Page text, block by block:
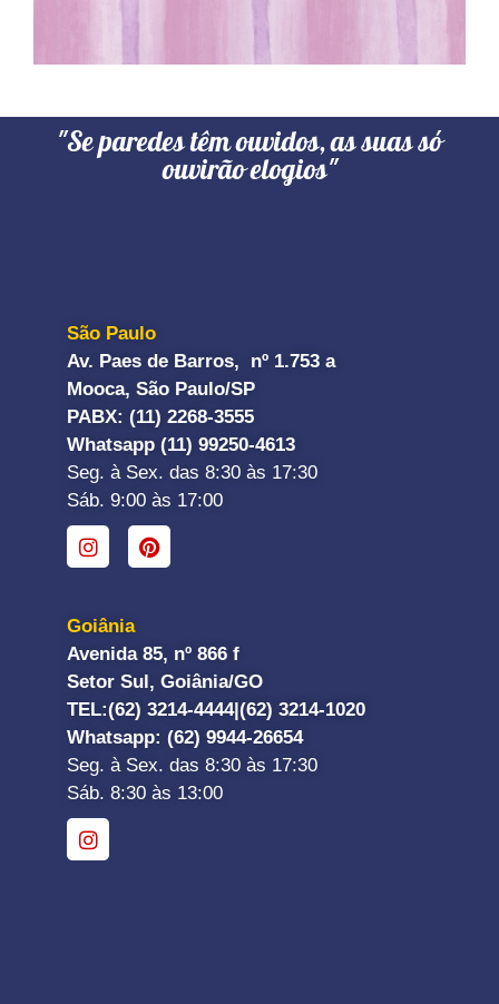
"Se paredes têm ouvidos, as suas só
ouvirão elogios"
São Paulo
Av. Paes de Barros, nº 1.753 a
Mooca, São Paulo/SP
PABX: (11) 2268-3555
Whatsapp (11) 99250-4613
Seg. à Sex. das 8:30 às 17:30
Sáb. 9:00 às 17:00
Goiânia
Avenida 85, nº 866 f
Setor Sul, Goiânia/GO
TEL:(62) 3214-4444|(62) 3214-1020
Whatsapp: (62) 9944-26654
Seg. à Sex. das 8:30 às 17:30
Sáb. 8:30 às 13:00